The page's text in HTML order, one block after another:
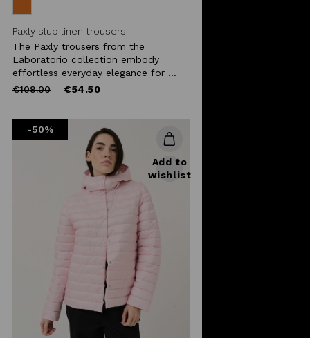
Paxly slub linen trousers
The Paxly trousers from the
Laboratorio collection embody
effortless everyday elegance for ...
Price
€109.00to €54.50
-50%
Add to
wishlist